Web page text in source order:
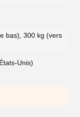
bas), 300 kg (vers
Unis)